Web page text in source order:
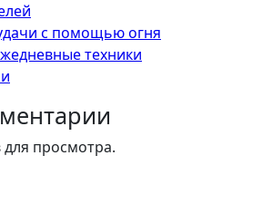
с помощью огня
техники
просмотра.